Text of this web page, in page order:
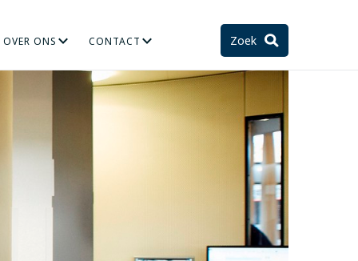
STELSEL EN TOEKOMST
OVER ONS CONTACT Zoek